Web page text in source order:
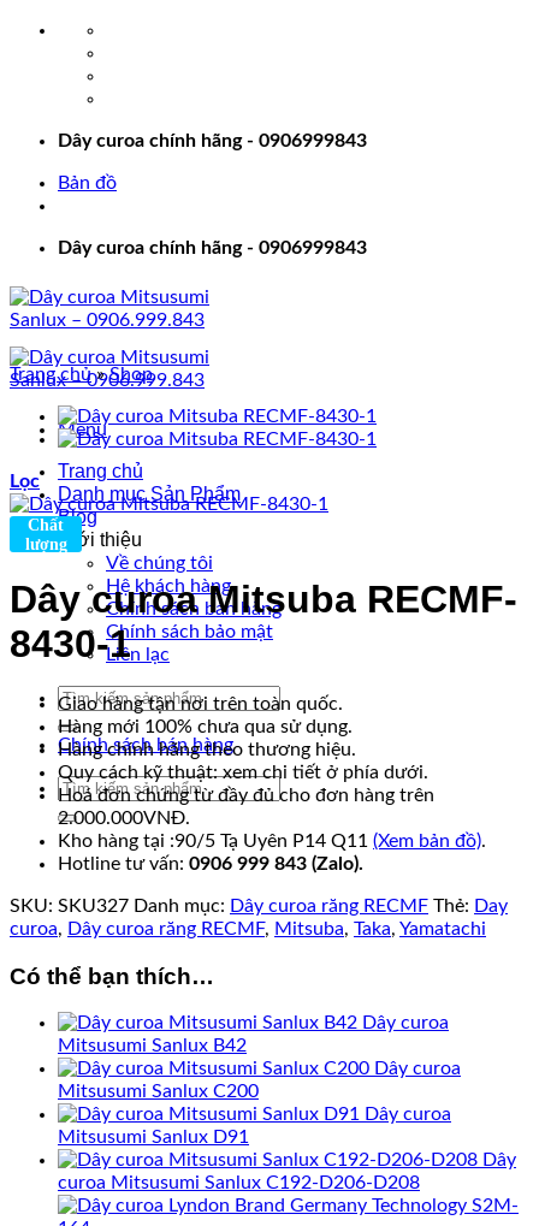
Dây curoa chính hãng - 0906999843
Bản đồ
Dây curoa chính hãng - 0906999843
Menu
Trang chủ
Danh mục Sản Phẩm
Blog
Giới thiệu
Về chúng tôi
Hệ khách hàng
Chính sách bán hàng
Chính sách bảo mật
Liên lạc
Tìm
kiếm:
Chính sách bán hàng
Tìm
kiếm:
Trang chủ » Shop
Lọc
Chất
lượng
Dây curoa Mitsuba RECMF-
8430-1
Giao hàng tận nơi trên toàn quốc.
Hàng mới 100% chưa qua sử dụng.
Hàng chính hãng theo thương hiệu.
Quy cách kỹ thuật: xem chi tiết ở phía dưới.
Hoá đơn chứng từ đầy đủ cho đơn hàng trên
2.000.000VNĐ.
Kho hàng tại :90/5 Tạ Uyên P14 Q11 (Xem bản đồ).
Hotline tư vấn: 0906 999 843 (Zalo).
SKU: SKU327 Danh mục: Dây curoa răng RECMF Thẻ: Day
curoa, Dây curoa răng RECMF, Mitsuba, Taka, Yamatachi
Có thể bạn thích…
Dây curoa
Mitsusumi Sanlux B42
Dây curoa
Mitsusumi Sanlux C200
Dây curoa
Mitsusumi Sanlux D91
Dây
curoa Mitsusumi Sanlux C192-D206-D208